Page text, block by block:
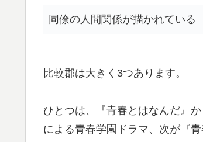
同僚の人間関係が描かれている
比較郡は大きく3つあります。
ひとつは、『青春とはなんだ』
による青春学園ドラマ、次が『